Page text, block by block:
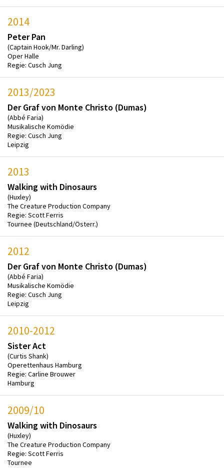
2014
Peter Pan
(Captain Hook/Mr. Darling)
Oper Halle
Regie: Cusch Jung
2013/2023
Der Graf von Monte Christo (Dumas)
(Abbé Faria)
Musikalische Komödie
Regie: Cusch Jung
Leipzig
2013
Walking with Dinosaurs
(Huxley)
The Creature Production Company
Regie: Scott Ferris
Tournee (Deutschland/Österr.)
2012
Der Graf von Monte Christo (Dumas)
(Abbé Faria)
Musikalische Komödie
Regie: Cusch Jung
Leipzig
2010-2012
Sister Act
(Curtis Shank)
Operettenhaus Hamburg
Regie: Carline Brouwer
Hamburg
2009/10
Walking with Dinosaurs
(Huxley)
The Creature Production Company
Regie: Scott Ferris
Tournee